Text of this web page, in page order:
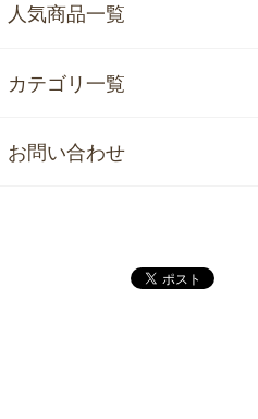
人気商品一覧
カテゴリ一覧
お問い合わせ